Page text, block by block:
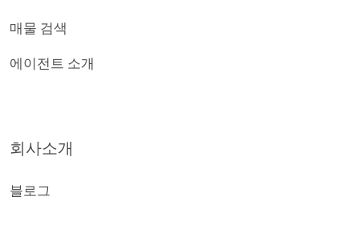
매물 검색
에이전트 소개
회사소개
블로그